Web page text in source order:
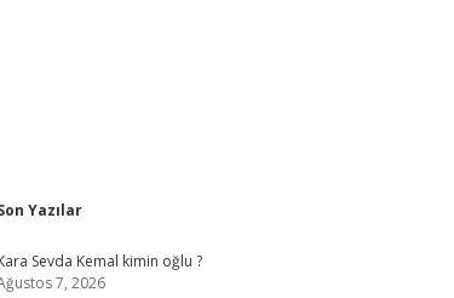
Yazılar
Sevda Kemal kimin oğlu ?
7, 2026